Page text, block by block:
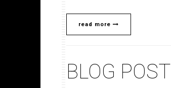
read more
BLOG POST